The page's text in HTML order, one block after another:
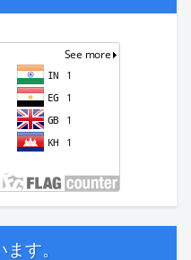
す。